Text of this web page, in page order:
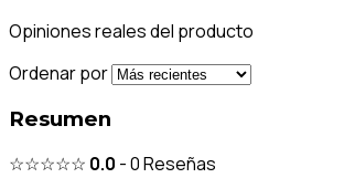
Opiniones reales del producto
Ordenar por
Resumen
☆☆☆☆☆ 0.0 -0Reseñas